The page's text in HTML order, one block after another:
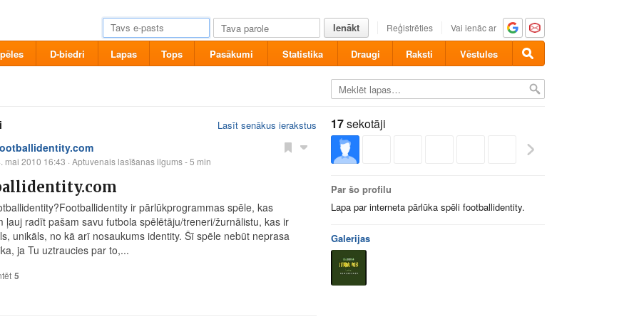
Ienākt Reģistrēties Vai ienāc ar
D-biedri Lapas Tops Pasākumi Statistika Draugi Raksti Vēstules
Lasīt senākus ierakstus
mai 2010 16:43 · Aptuvenais lasīšanas ilgums - 5 min
ir pārlūkprogrammas spēle, kas
ļauj radīt pašam savu futbola spēlētāju/treneri/žurnālistu, kas ir
unikāls, no kā arī nosaukums identity. Šī spēle nebūt neprasa
ja Tu uztraucies par to,...
5
17sekotāji
Par šo profilu
Lapa par interneta pārlūka spēli footballidentity.
Galerijas